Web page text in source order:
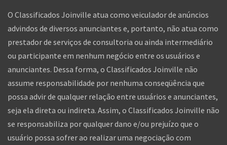
O Classificados Joinville atua como veiculador de anúncios
advindos de diversos anunciantes e, portanto, não atua como
prestador de serviços de consultoria ou ainda intermediário
ou participante em nenhum negócio entre os usuários e
anunciantes. Dessa forma, o Classificados Joinville não
assume responsabilidade por nenhuma conseqüência que
possa advir de qualquer relação entre usuários e anunciantes,
seja ela direta ou indireta. Assim, o Classificados Joinville não
se responsabiliza por qualquer dano e/ou prejuízo que o
usuário possa sofrer ao realizar uma negociação com